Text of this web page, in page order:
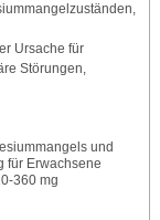
Ursache für
Störungen,
und
für Erwachsene
360 mg